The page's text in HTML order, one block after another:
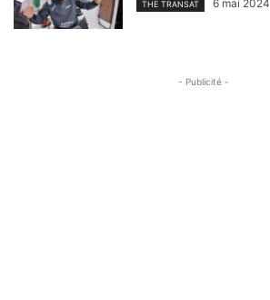
THE TRANSAT 6 mai 2024
- Publicité -